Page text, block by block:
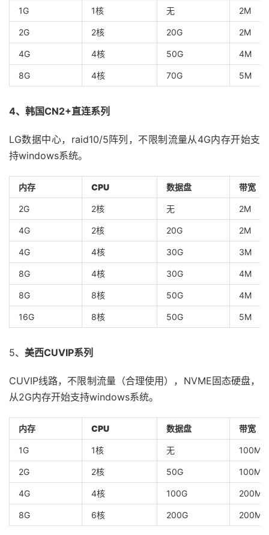
1G 1核 无 2M
2G 2核 20G 2M
4G 4核 50G 4M
8G 4核 70G 5M
4、韩国CN2+直连系列
LG数据中心，raid10/5阵列，不限制流量从4G内存开始支
持windows系统。
内存 CPU 数据盘 带宽
2G 2核 无 2M
4G 2核 20G 2M
4G 4核 30G 3M
8G 4核 30G 4M
8G 8核 50G 4M
16G 8核 50G 5M
5、 美西CUVIP系列
CUVIP线路，不限制流量（合理使用），NVME固态硬盘，
从2G内存开始支持windows系统。
内存 CPU 数据盘 带宽
1G 1核 无 100M
2G 2核 50G 100M
4G 4核 100G 200M
8G 6核 200G 200M